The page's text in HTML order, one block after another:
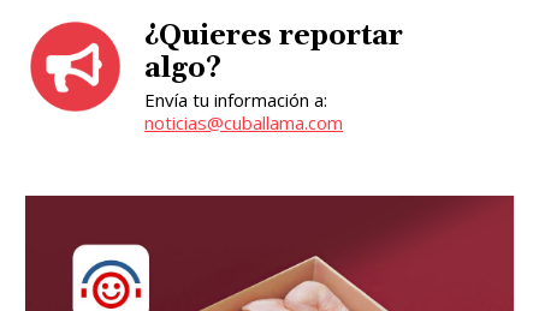
¿Quieres reportar
algo?
Envía tu información a:
noticias@cuballama.com